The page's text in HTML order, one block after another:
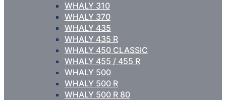
WHALY 310
WHALY 370
WHALY 435
WHALY 435 R
WHALY 450 CLASSIC
WHALY 455 / 455 R
WHALY 500
WHALY 500 R
WHALY 500 R 80